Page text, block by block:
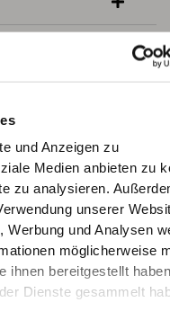
und Anzeigen zu
Medien anbieten zu
zu analysieren.
unserer
Werbung und Analysen
möglicherweise
ihnen bereitgestellt
Dienste gesammelt
Montage von
Anlagen